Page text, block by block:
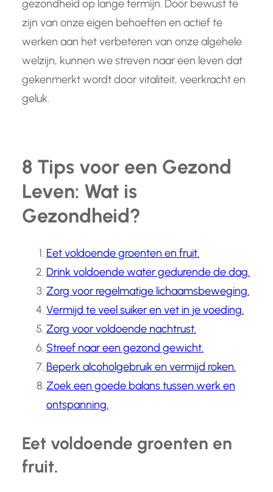
gezondheid op lange termijn. Door bewust te
zijn van onze eigen behoeften en actief te
werken aan het verbeteren van onze algehele
welzijn, kunnen we streven naar een leven dat
gekenmerkt wordt door vitaliteit, veerkracht en
geluk.
8 Tips voor een Gezond
Leven: Wat is
Gezondheid?
Eet voldoende groenten en fruit.
Drink voldoende water gedurende de dag.
Zorg voor regelmatige lichaamsbeweging.
Vermijd te veel suiker en vet in je voeding.
Zorg voor voldoende nachtrust.
Streef naar een gezond gewicht.
Beperk alcoholgebruik en vermijd roken.
Zoek een goede balans tussen werk en
ontspanning.
Eet voldoende groenten en
fruit.